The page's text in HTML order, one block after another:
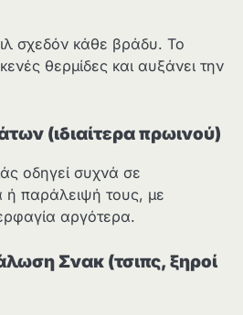
σχεδόν κάθε βράδυ. Το
θερμίδες και αυξάνει την
(ιδιαίτερα πρωινού)
οδηγεί συχνά σε
ή παράλειψή τους, με
αργότερα.
Σνακ (τσιπς, ξηροί